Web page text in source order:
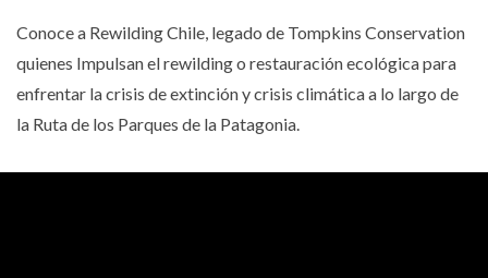
Conoce a Rewilding Chile, legado de Tompkins Conservation
quienes Impulsan el rewilding o restauración ecológica para
enfrentar la crisis de extinción y crisis climática a lo largo de
la Ruta de los Parques de la Patagonia.